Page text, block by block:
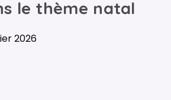
le thème natal
2026